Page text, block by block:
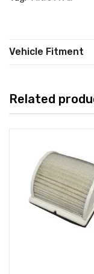
Vehicle Fitment
Related